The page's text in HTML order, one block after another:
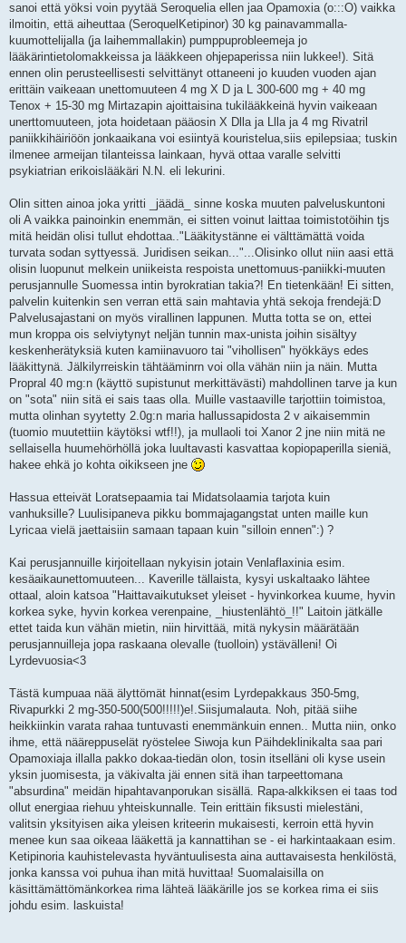
sanoi että yöksi voin pyytää Seroquelia ellen jaa Opamoxia (o:::O) vaikka
ilmoitin, että aiheuttaa (SeroquelKetipinor) 30 kg painavammalla-
kuumottelijalla (ja laihemmallakin) pumppuprobleemeja jo
lääkärintietolomakkeissa ja lääkkeen ohjepaperissa niin lukkee!). Sitä
ennen olin perusteellisesti selvittänyt ottaneeni jo kuuden vuoden ajan
erittäin vaikeaan unettomuuteen 4 mg X D ja L 300-600 mg + 40 mg
Tenox + 15-30 mg Mirtazapin ajoittaisina tukilääkkeinä hyvin vaikeaan
unerttomuuteen, jota hoidetaan pääosin X Dlla ja Llla ja 4 mg Rivatril
paniikkihäiriöön jonkaaikana voi esiintyä kouristelua,siis epilepsiaa; tuskin
ilmenee armeijan tilanteissa lainkaan, hyvä ottaa varalle selvitti
psykiatrian erikoislääkäri N.N. eli lekurini.
Olin sitten ainoa joka yritti _jäädä_ sinne koska muuten palveluskuntoni
oli A vaikka painoinkin enemmän, ei sitten voinut laittaa toimistotöihin tjs
mitä heidän olisi tullut ehdottaa.."Lääkitystänne ei välttämättä voida
turvata sodan syttyessä. Juridisen seikan..."...Olisinko ollut niin aasi että
olisin luopunut melkein uniikeista respoista unettomuus-paniikki-muuten
perusjannulle Suomessa intin byrokratian takia?! En tietenkään! Ei sitten,
palvelin kuitenkin sen verran että sain mahtavia yhtä sekoja frendejä:D
Palvelusajastani on myös virallinen lappunen. Mutta totta se on, ettei
mun kroppa ois selviytynyt neljän tunnin max-unista joihin sisältyy
keskenherätyksiä kuten kamiinavuoro tai "vihollisen" hyökkäys edes
lääkittynä. Jälkilyrreiskin tähtääminrn voi olla vähän niin ja näin. Mutta
Propral 40 mg:n (käyttö supistunut merkittävästi) mahdollinen tarve ja kun
on "sota" niin sitä ei sais taas olla. Muille vastaaville tarjottiin toimistoa,
mutta olinhan syytetty 2.0g:n maria hallussapidosta 2 v aikaisemmin
(tuomio muutettiin käytöksi wtf!!), ja mullaoli toi Xanor 2 jne niin mitä ne
sellaisella huumehörhöllä joka luultavasti kasvattaa kopiopaperilla sieniä,
hakee ehkä jo kohta oikikseen jne
Hassua etteivät Loratsepaamia tai Midatsolaamia tarjota kuin
vanhuksille? Luulisipaneva pikku bommajagangstat unten maille kun
Lyricaa vielä jaettaisiin samaan tapaan kuin "silloin ennen":) ?
Kai perusjannuille kirjoitellaan nykyisin jotain Venlaflaxinia esim.
kesäaikaunettomuuteen... Kaverille tällaista, kysyi uskaltaako lähtee
ottaal, aloin katsoa "Haittavaikutukset yleiset - hyvinkorkea kuume, hyvin
korkea syke, hyvin korkea verenpaine, _hiustenlähtö_!!" Laitoin jätkälle
ettet taida kun vähän mietin, niin hirvittää, mitä nykysin määrätään
perusjannuilleja jopa raskaana olevalle (tuolloin) ystävälleni! Oi
Lyrdevuosia<3
Tästä kumpuaa nää älyttömät hinnat(esim Lyrdepakkaus 350-5mg,
Rivapurkki 2 mg-350-500(500!!!!!)e!.Siisjumalauta. Noh, pitää siihe
heikkiinkin varata rahaa tuntuvasti enemmänkuin ennen.. Mutta niin, onko
ihme, että nääreppuselät ryöstelee Siwoja kun Päihdeklinikalta saa pari
Opamoxiaja illalla pakko dokaa-tiedän olon, tosin itselläni oli kyse usein
yksin juomisesta, ja väkivalta jäi ennen sitä ihan tarpeettomana
"absurdina" meidän hipahtavanporukan sisällä. Rapa-alkkiksen ei taas tod
ollut energiaa riehuu yhteiskunnalle. Tein erittäin fiksusti mielestäni,
valitsin yksityisen aika yleisen kriteerin mukaisesti, kerroin että hyvin
menee kun saa oikeaa lääkettä ja kannattihan se - ei harkintaakaan esim.
Ketipinoria kauhistelevasta hyväntuulisesta aina auttavaisesta henkilöstä,
jonka kanssa voi puhua ihan mitä huvittaa! Suomalaisilla on
käsittämättömänkorkea rima lähteä lääkärille jos se korkea rima ei siis
johdu esim. laskuista!